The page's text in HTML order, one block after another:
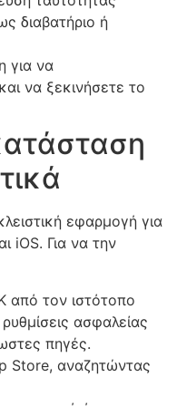
διαβατήριο ή
για να
να ξεκινήσετε το
εφαρμογή για
iOS. Για να την
από τον ιστότοπο
ασφαλείας
πηγές.
Store, αναζητώντας